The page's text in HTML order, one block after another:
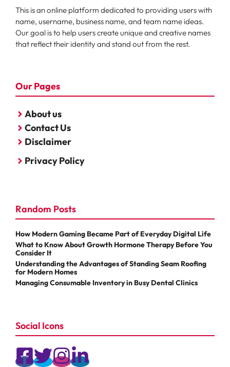
This is an online platform dedicated to providing users with
name, username, business name, and team name ideas.
Our goal is to help users create unique and creative names
that reflect their identity and stand out from the rest.
Our Pages
About us
Contact Us
Disclaimer
Privacy Policy
Random Posts
How Modern Gaming Became Part of Everyday Digital Life
What to Know About Growth Hormone Therapy Before You
Consider It
Understanding the Advantages of Standing Seam Roofing
for Modern Homes
Managing Consumable Inventory in Busy Dental Clinics
Social Icons